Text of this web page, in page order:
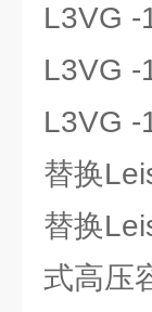
L3VG -
L3VG -
L3VG -
替换
替换
式高压